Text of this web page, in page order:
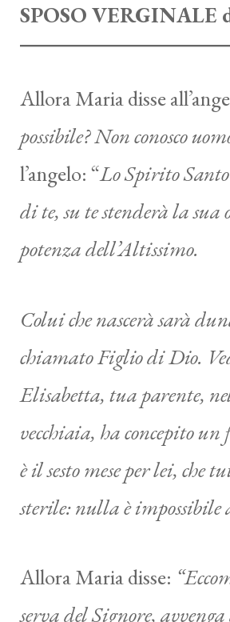
SPOSO VERGINALE
Allora Maria disse
possibile? Non conosco
l’angelo: “Lo Spirito Santo
di te, su te stenderà la sua
potenza dell’Altissimo.
Colui che nascerà sarà
chiamato Figlio di Dio.
Elisabetta, tua parente,
vecchiaia, ha concepito un
è il sesto mese per lei, che
sterile: nulla è impossibile
Allora Maria disse:
serva del Signore,